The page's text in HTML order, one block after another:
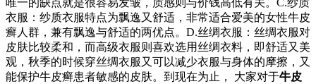
唯一的缺点就是很容易发皱，质感则与价钱高低有关。C.纱质
衣服：纱质衣服特点为飘逸又舒适，非常适合爱美的女性牛皮
癣人群，兼有飘逸与舒适的两优点。D.丝绸衣服：丝绸衣服对
皮肤比较柔和，而高级衣服则喜欢选用丝绸衣料，即舒适又美
观，秋季的时候穿丝绸衣服又可以减少衣服与身体的摩擦，又
能保护牛皮癣患者敏感的皮肤。到现在为止， 大家对于牛皮